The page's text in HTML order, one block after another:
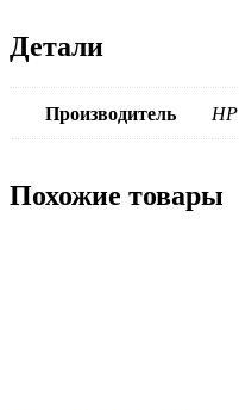
000CN
Детали
Производитель HP
Похожие товары